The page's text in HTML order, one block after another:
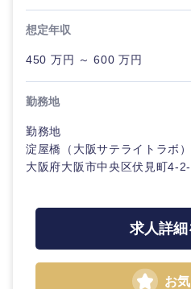
甲信越・北陸
想定年収
450 万円 ～ 600 万円
勤務地
勤務地
淀屋橋（大阪サテライトラボ）
大阪府大阪市中央区伏見町4-
求人詳細
お